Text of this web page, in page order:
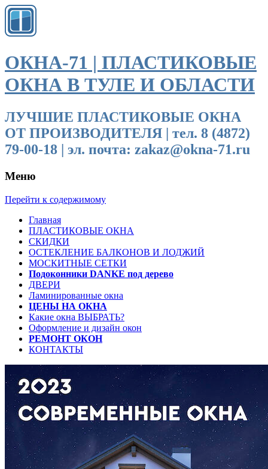
ОКНА-71 | ПЛАСТИКОВЫЕ
ОКНА В ТУЛЕ И ОБЛАСТИ
ЛУЧШИЕ ПЛАСТИКОВЫЕ ОКНА
ОТ ПРОИЗВОДИТЕЛЯ | тел. 8 (4872)
79-00-18 | эл. почта: zakaz@okna-71.ru
Меню
Перейти к содержимому
Главная
ПЛАСТИКОВЫЕ ОКНА
СКИДКИ
ОСТЕКЛЕНИЕ БАЛКОНОВ И ЛОДЖИЙ
МОСКИТНЫЕ СЕТКИ
Подоконники DANKE под дерево
ДВЕРИ
Ламинированные окна
ЦЕНЫ НА ОКНА
Какие окна ВЫБРАТЬ?
Оформление и дизайн окон
РЕМОНТ ОКОН
КОНТАКТЫ